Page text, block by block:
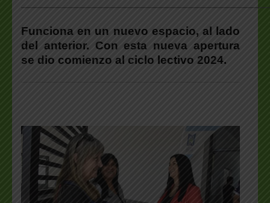
Funciona en un nuevo espacio, al lado
del anterior. Con esta nueva apertura
se dio comienzo al ciclo lectivo 2024.